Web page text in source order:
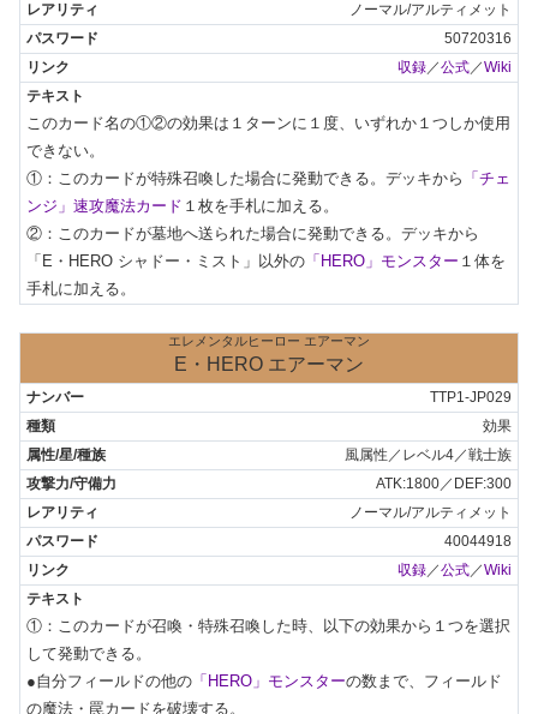
ノーマル/アルティメット
50720316
収録／公式／Wiki
このカード名の①②の効果は１ターンに１度、いずれか１つしか使用
できない。
①：このカードが特殊召喚した場合に発動できる。デッキから 「チェ
ンジ」速攻魔法カード １枚を手札に加える。
②：このカードが墓地へ送られた場合に発動できる。デッキから
「E・HERO シャドー・ミスト」以外の 「HERO」モンスター １体を
手札に加える。
エレメンタルヒーロー エアーマン
E・HERO エアーマン
TTP1-JP029
効果
風属性／レベル4／戦士族
ATK:1800／DEF:300
ノーマル/アルティメット
40044918
収録 ／公式 ／Wiki
①：このカードが召喚・特殊召喚した時、以下の効果から１つを選択
して発動できる。
●自分フィールドの他の 「HERO」モンスターの数まで、フィールド
の魔法・罠カードを破壊する。